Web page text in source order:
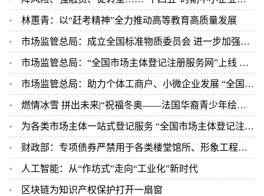
林蕙青：以“赶考精神”全力推动高等教育高质量发展
市场监管总局：成立全国标准物质委员会 进一步加强和规范全国标准物质管理
市场监管总局：“全国市场主体登记注册服务网”上线 加快推动相关业务规范标准化
市场监管总局：助力个体工商户、小微企业发展 “全国个体私营经济发展服务网”上线
燃情冰雪 拼出未来|“祝福冬奥——法国华裔青少年绘画比赛”在法举行
为各类市场主体一站式登记服务 “全国市场主体登记注册服务网”正式上线
财政部：专项债券严禁用于各类楼堂馆所、形象工程、政绩工程
人工智能：从“作坊式”走向“工业化”新时代
区块链为知识产权保护打开一扇窗